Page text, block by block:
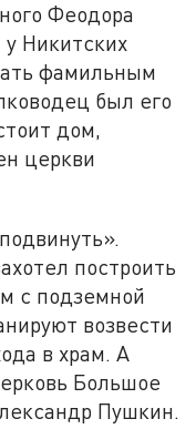
Феодора
Никитских
фамильным
был его
дом,
церкви
построить
с подземной
возвести
в храм. А
Большое
Пушкин.